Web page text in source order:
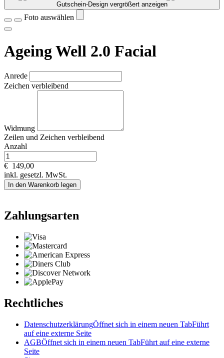
Gutschein-Design vergrößert anzeigen
Foto auswählen
Ageing Well 2.0 Facial
Anrede
Zeichen verbleibend
Widmung
Zeilen und Zeichen verbleibend
Anzahl
€ 149,00
inkl. gesetzl. MwSt.
In den Warenkorb legen
Zahlungsarten
Rechtliches
DatenschutzerklärungÖffnet sich in einem neuen TabFührt
auf eine externe Seite
AGBÖffnet sich in einem neuen TabFührt auf eine externe
Seite